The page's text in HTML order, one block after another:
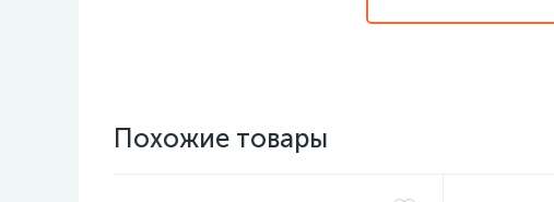
Похожие товары